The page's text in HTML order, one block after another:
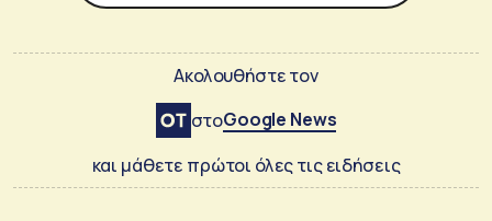
Ακολουθήστε τον
στοGoogle News
και μάθετε πρώτοι όλες τις ειδήσεις